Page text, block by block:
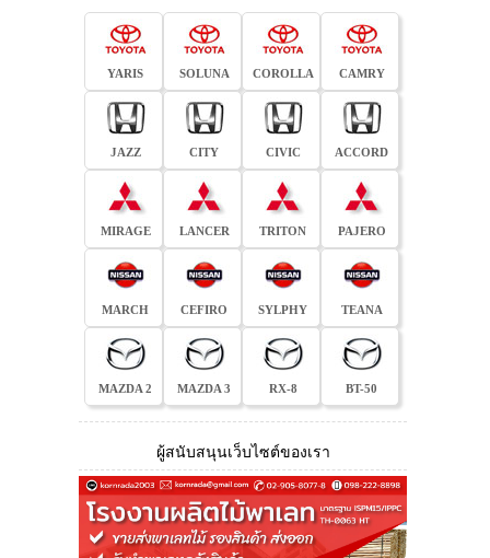
YARIS SOLUNA COROLLA CAMRY
JAZZ CITY CIVIC ACCORD
MIRAGE LANCER TRITON PAJERO
MARCH CEFIRO SYLPHY TEANA
MAZDA 2 MAZDA 3 RX-8 BT-50
ผู้สนับสนุนเว็บไซต์ของเรา